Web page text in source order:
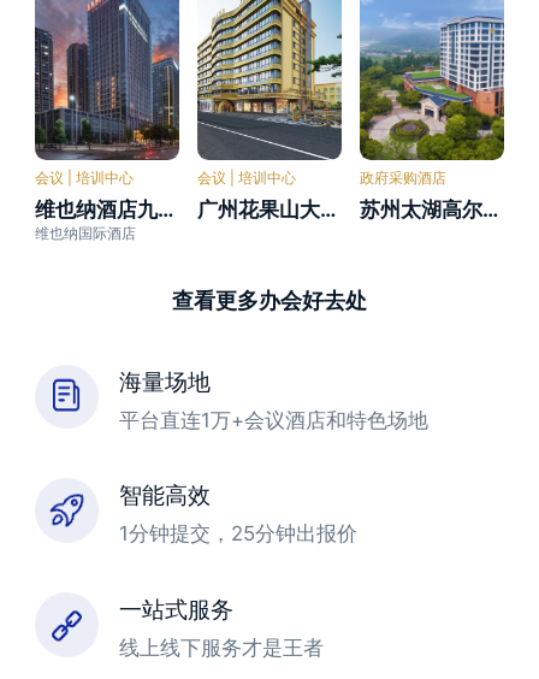
会议 | 培训中心
维也纳酒店九江市政府八里湖店
维也纳国际酒店
会议 | 培训中心
广州花果山大酒店
政府采购酒店
苏州太湖高尔夫酒店
查看更多办会好去处
海量场地
平台直连1万+会议酒店和特色场地
智能高效
1分钟提交，25分钟出报价
一站式服务
线上线下服务才是王者